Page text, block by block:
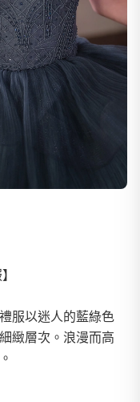
服以迷人的藍綠色
緻層次。浪漫而高